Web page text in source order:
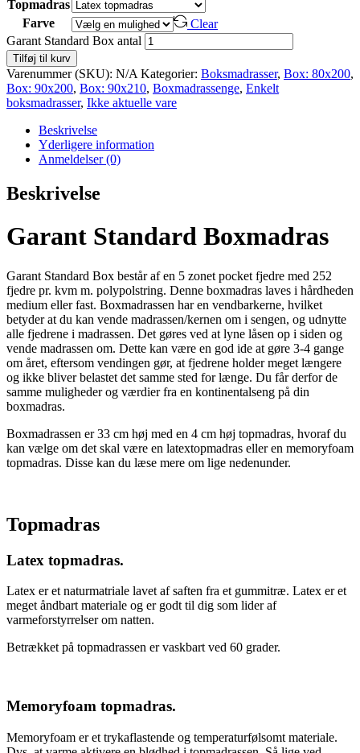
Topmadras
Farve
Clear
Garant Standard Box antal
Tilføj til kurv
Varenummer (SKU): N/A Kategorier: Boksmadrasser, Box: 80x200,
Box: 90x200, Box: 90x210, Boxmadrassenge, Enkelt
boksmadrasser, Ikke aktuelle vare
Beskrivelse
Yderligere information
Anmeldelser (0)
Beskrivelse
Garant Standard Boxmadras
Garant Standard Box består af en 5 zonet pocket fjedre med 252
fjedre pr. kvm m. polypolstring. Denne boxmadras laves i hårdheden
medium eller fast. Boxmadrassen har en vendbarkerne, hvilket
betyder at du kan vende madrassen/kernen om i sengen, og udnytte
alle fjedrene i madrassen. Det gøres ved at lyne låsen op i siden og
vende madrassen om. Dette kan være en god ide at gøre 3-4 gange
om året, eftersom vendingen gør, at fjedrene holder meget længere
og ikke bliver belastet det samme sted for længe. Du får derfor de
samme muligheder og værdier fra en kontinentalseng på din
boxmadras.
Boxmadrassen er 33 cm høj med en 4 cm høj topmadras, hvoraf du
kan vælge om det skal være en latextopmadras eller en memoryfoam
topmadras. Disse kan du læse mere om lige nedenunder.
Topmadras
Latex topmadras.
Latex er et naturmatriale lavet af saften fra et gummitræ. Latex er et
meget åndbart materiale og er godt til dig som lider af
varmeforstyrrelser om natten.
Betrækket på topmadrassen er vaskbart ved 60 grader.
Memoryfoam topmadras.
Memoryfoam er et trykaflastende og temperaturfølsomt materiale.